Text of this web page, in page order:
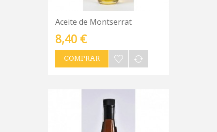
Aceite de Montserrat
8,40 €
COMPRAR